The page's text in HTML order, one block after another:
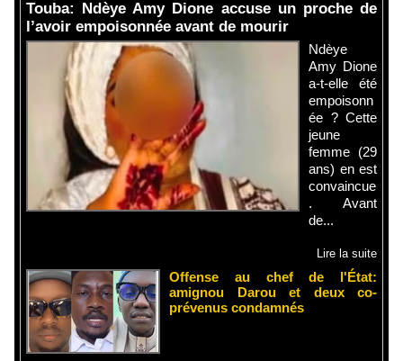
Touba: Ndèye Amy Dione accuse un proche de
l’avoir empoisonnée avant de mourir
Ndèye
Amy Dione
a-t-elle été
empoisonn
ée ? Cette
jeune
femme (29
ans) en est
convaincue
. Avant
de...
Lire la suite
Offense au chef de l'État:
amignou Darou et deux co-
prévenus condamnés